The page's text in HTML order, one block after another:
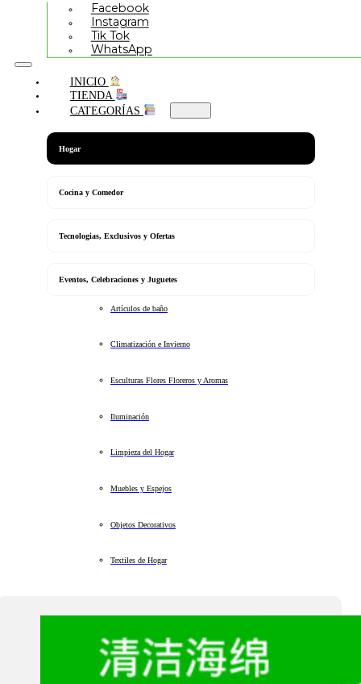
Facebook
Instagram
Tik Tok
WhatsApp
INICIO
TIENDA
CATEGORÍAS
Hogar
Cocina y Comedor
Tecnologias, Exclusivos y Ofertas
Eventos, Celebraciones y Juguetes
Artículos de baño
Climatización e Invierno
Esculturas Flores Floreros y Aromas
Iluminación
Limpieza del Hogar
Muebles y Espejos
Objetos Decorativos
Textiles de Hogar